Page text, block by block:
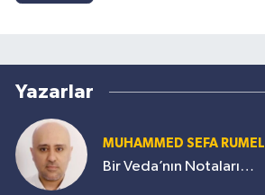
Yazarlar
MUHAMMED SEFA RUMELİ
Bir Veda’nın Notaları…